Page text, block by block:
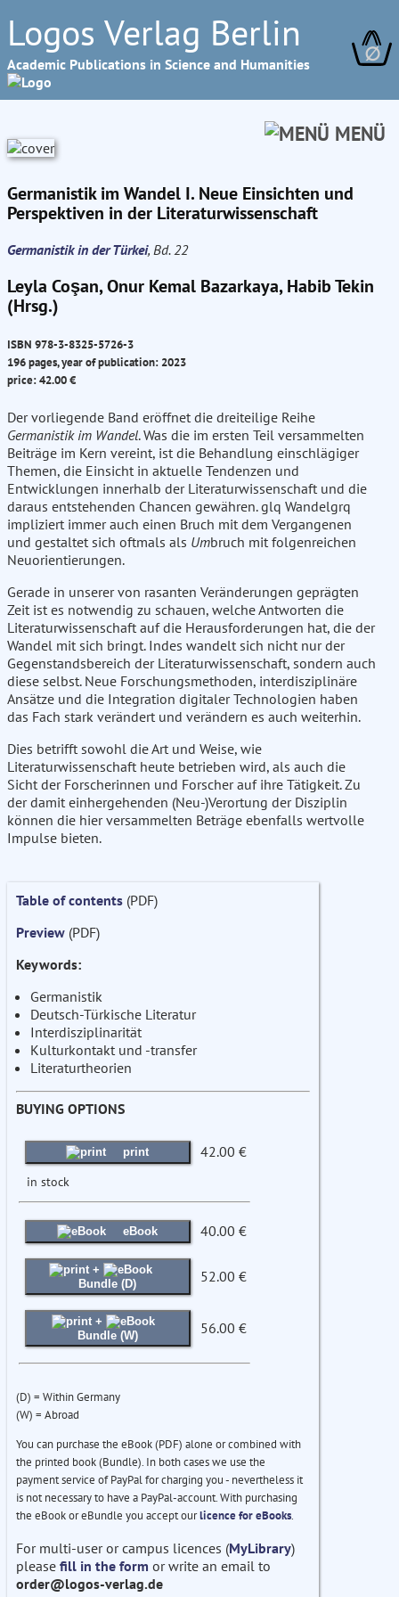
Logos Verlag Berlin
Academic Publications in Science and Humanities ∅
MENÜ
Germanistik im Wandel I. Neue Einsichten und
Perspektiven in der Literaturwissenschaft
Germanistik in der Türkei, Bd. 22
Leyla Coşan, Onur Kemal Bazarkaya, Habib Tekin
(Hrsg.)
ISBN 978-3-8325-5726-3
196 pages, year of publication: 2023
price: 42.00 €
Der vorliegende Band eröffnet die dreiteilige Reihe
Germanistik im Wandel. Was die im ersten Teil versammelten
Beiträge im Kern vereint, ist die Behandlung einschlägiger
Themen, die Einsicht in aktuelle Tendenzen und
Entwicklungen innerhalb der Literaturwissenschaft und die
daraus entstehenden Chancen gewähren. glq Wandelgrq
impliziert immer auch einen Bruch mit dem Vergangenen
und gestaltet sich oftmals als Umbruch mit folgenreichen
Neuorientierungen.
Gerade in unserer von rasanten Veränderungen geprägten
Zeit ist es notwendig zu schauen, welche Antworten die
Literaturwissenschaft auf die Herausforderungen hat, die der
Wandel mit sich bringt. Indes wandelt sich nicht nur der
Gegenstandsbereich der Literaturwissenschaft, sondern auch
diese selbst. Neue Forschungsmethoden, interdisziplinäre
Ansätze und die Integration digitaler Technologien haben
das Fach stark verändert und verändern es auch weiterhin.
Dies betrifft sowohl die Art und Weise, wie
Literaturwissenschaft heute betrieben wird, als auch die
Sicht der Forscherinnen und Forscher auf ihre Tätigkeit. Zu
der damit einhergehenden (Neu-)Verortung der Disziplin
können die hier versammelten Beträge ebenfalls wertvolle
Impulse bieten.
Table of contents (PDF)
Preview (PDF)
Keywords:
Germanistik
Deutsch-Türkische Literatur
Interdisziplinarität
Kulturkontakt und -transfer
Literaturtheorien
BUYING OPTIONS
print 42.00 €
in stock
eBook 40.00 €
+
Bundle (D)
52.00 €
+
Bundle (W)
56.00 €
(D) = Within Germany
(W) = Abroad
You can purchase the eBook (PDF) alone or combined with
the printed book (Bundle). In both cases we use the
payment service of PayPal for charging you - nevertheless it
is not necessary to have a PayPal-account. With purchasing
the eBook or eBundle you accept ourlicence for eBooks.
For multi-user or campus licences (MyLibrary)
please fill in the form or write an email to
order@logos-verlag.de